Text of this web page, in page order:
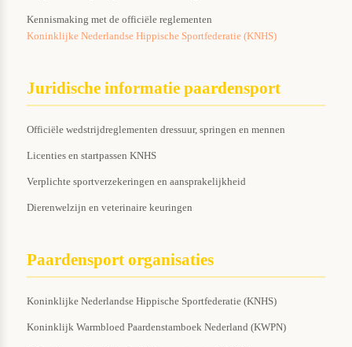
Kennismaking met de officiële reglementen
Koninklijke Nederlandse Hippische Sportfederatie (KNHS)
Juridische informatie paardensport
Officiële wedstrijdreglementen dressuur, springen en mennen
Licenties en startpassen KNHS
Verplichte sportverzekeringen en aansprakelijkheid
Dierenwelzijn en veterinaire keuringen
Paardensport organisaties
Koninklijke Nederlandse Hippische Sportfederatie (KNHS)
Koninklijk Warmbloed Paardenstamboek Nederland (KWPN)